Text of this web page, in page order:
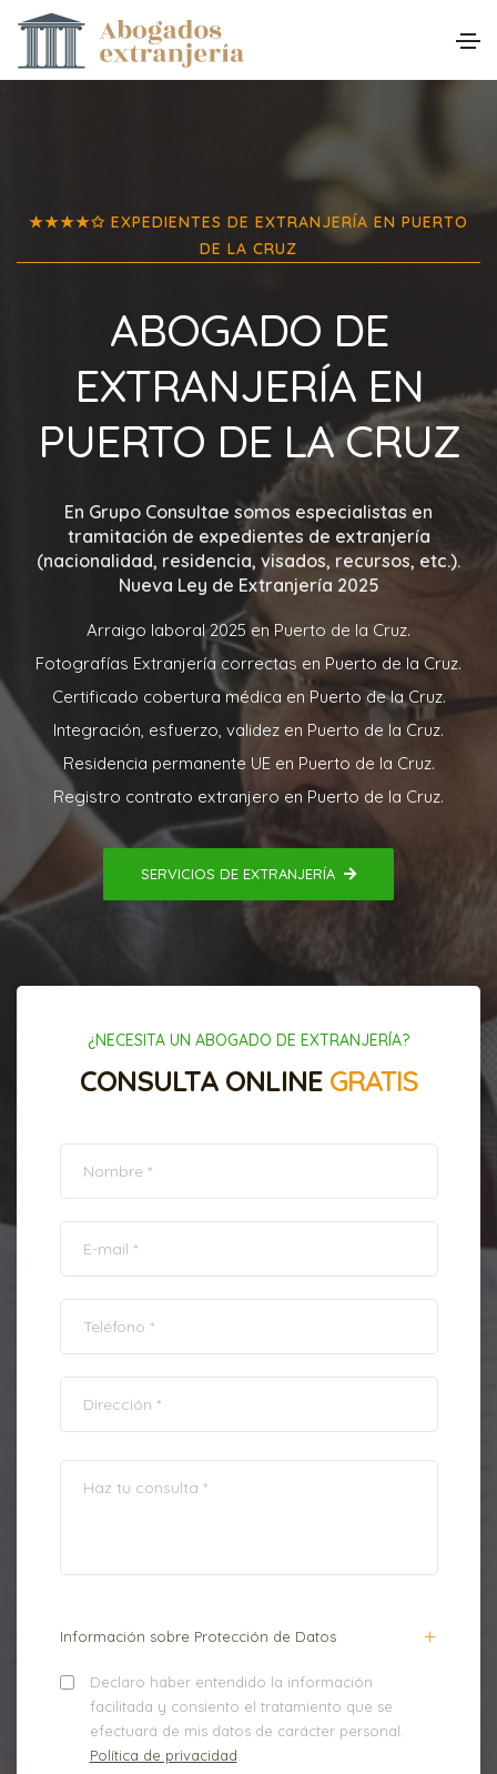
★★★★✩ EXPEDIENTES DE EXTRANJERÍA EN PUERTO
DE LA CRUZ
ABOGADO DE
EXTRANJERÍA EN
PUERTO DE LA CRUZ
En Grupo Consultae somos especialistas en
tramitación de expedientes de extranjería
(nacionalidad, residencia, visados, recursos, etc.).
Nueva Ley de Extranjería 2025
Arraigo laboral 2025 en Puerto de la Cruz.
Fotografías Extranjería correctas en Puerto de la Cruz.
Certificado cobertura médica en Puerto de la Cruz.
Integración, esfuerzo, validez en Puerto de la Cruz.
Residencia permanente UE en Puerto de la Cruz.
Registro contrato extranjero en Puerto de la Cruz.
SERVICIOS DE EXTRANJERÍA
¿NECESITA UN ABOGADO DE EXTRANJERÍA?
CONSULTA ONLINE GRATIS
Información sobre Protección de Datos
Declaro haber entendido la información
facilitada y consiento el tratamiento que se
efectuará de mis datos de carácter personal.
Política de privacidad